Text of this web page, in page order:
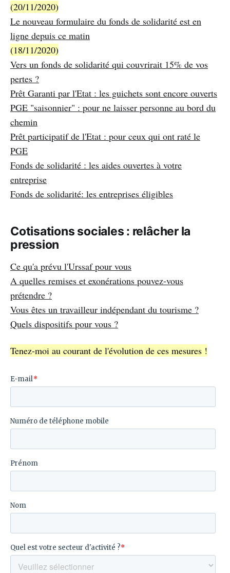
(20/11/2020)
Le nouveau formulaire du fonds de solidarité est en
ligne depuis ce matin
(18/11/2020)
Vers un fonds de solidarité qui couvrirait 15% de vos
pertes ?
Prêt Garanti par l'Etat : les guichets sont encore ouverts
PGE "saisonnier" : pour ne laisser personne au bord du
chemin
Prêt participatif de l'Etat : pour ceux qui ont raté le
PGE
Fonds de solidarité : les aides ouvertes à votre
entreprise
Fonds de solidarité: les entreprises éligibles
Cotisations sociales : relâcher la
pression
Ce qu'a prévu l'Urssaf pour vous
A quelles remises et exonérations pouvez-vous
prétendre ?
Vous êtes un travailleur indépendant du tourisme ?
Quels dispositifs pour vous ?
Tenez-moi au courant de l'évolution de ces mesures !